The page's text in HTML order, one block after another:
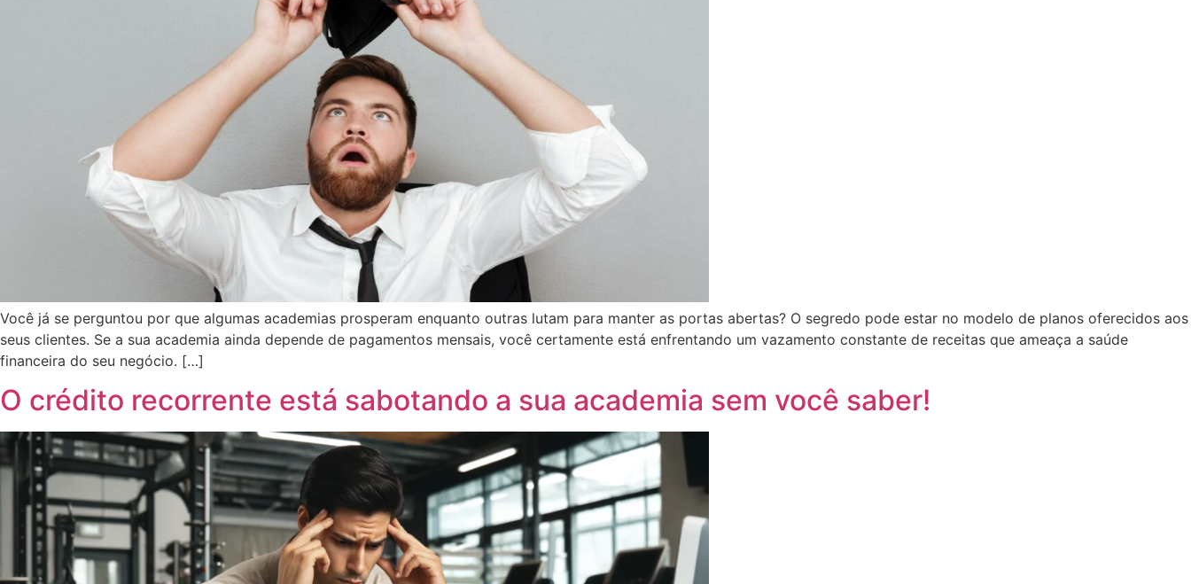
Você já se perguntou por que algumas academias prosperam enquanto outras lutam para manter as portas abertas? O segredo pode estar no modelo de planos oferecidos aos
seus clientes. Se a sua academia ainda depende de pagamentos mensais, você certamente está enfrentando um vazamento constante de receitas que ameaça a saúde
financeira do seu negócio. […]
O crédito recorrente está sabotando a sua academia sem você saber!